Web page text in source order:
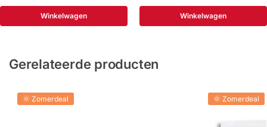
Winkelwagen Winkelwagen
Gerelateerde producten
🌞 Zomerdeal 🌞 Zomerdeal